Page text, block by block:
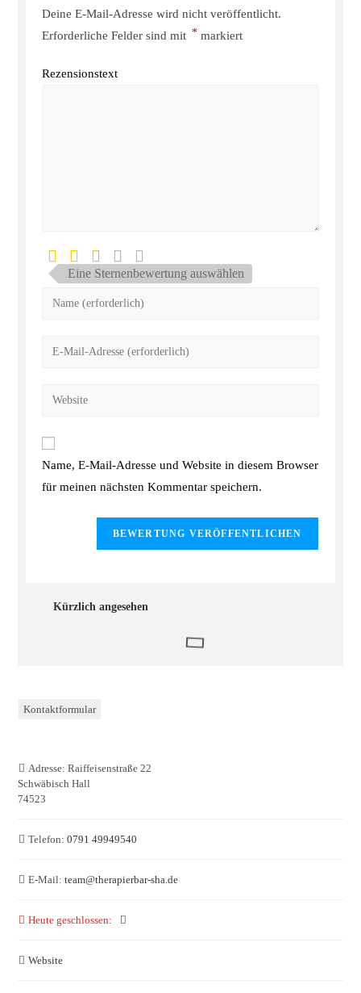
Deine E-Mail-Adresse wird nicht veröffentlicht.
Erforderliche Felder sind mit * markiert
Rezensionstext
Eine Sternenbewertung auswählen
Name, E-Mail-Adresse und Website in diesem Browser
für meinen nächsten Kommentar speichern.
Kürzlich angesehen
Kontaktformular
Adresse: Raiffeisenstraße 22
Schwäbisch Hall
74523
Telefon: 0791 49949540
E-Mail: team@therapierbar-sha.de
Heute geschlossen:
Website